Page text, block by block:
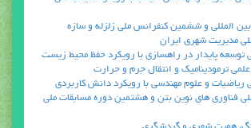
المللي و ششمين كنفرانس ملي زلزله و سازه
مديريت شهري ايران
توسعه پايدار در راهسازي با رويكرد حفظ محيط زيست
ترموديناميك و انتقال جرم و حرارت
رياضيات و علوم مهندسي با رويكرد دانش كاربردي
فناوري هاي نوين بتن و هشتمين دوره مسابقات ملي